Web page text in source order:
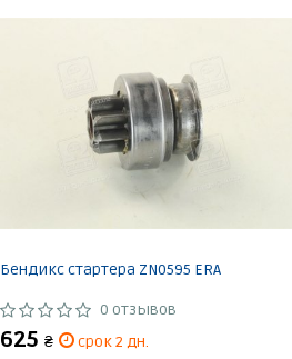
Бендикс стартера ZN0595 ERA
0 отзывов
625 ₴
срок 2 дн.